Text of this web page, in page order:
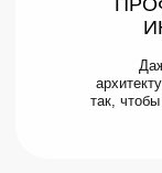
так,